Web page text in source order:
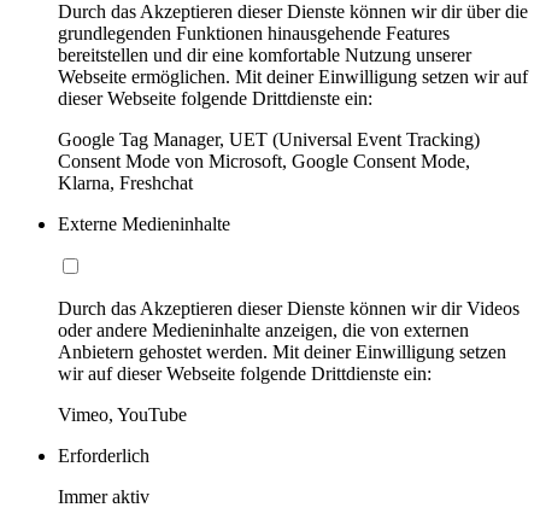
Durch das Akzeptieren dieser Dienste können wir dir über die
grundlegenden Funktionen hinausgehende Features
bereitstellen und dir eine komfortable Nutzung unserer
Webseite ermöglichen. Mit deiner Einwilligung setzen wir auf
dieser Webseite folgende Drittdienste ein:
Google Tag Manager, UET (Universal Event Tracking)
Consent Mode von Microsoft, Google Consent Mode,
Klarna, Freshchat
Externe Medieninhalte
Durch das Akzeptieren dieser Dienste können wir dir Videos
oder andere Medieninhalte anzeigen, die von externen
Anbietern gehostet werden. Mit deiner Einwilligung setzen
wir auf dieser Webseite folgende Drittdienste ein:
Vimeo, YouTube
Erforderlich
Immer aktiv